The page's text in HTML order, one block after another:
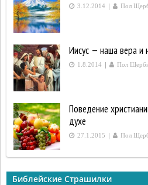
3.12.2014 | Пол
Иисус — наша вера и
1.8.2014 | Пол
Поведение
духе
27.1.2015 | Пол
Библейские Страшилки